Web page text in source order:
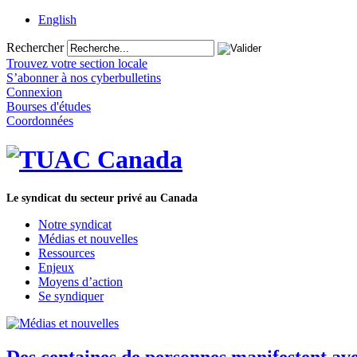
English
Rechercher
Trouvez votre section locale
S’abonner à nos cyberbulletins
Connexion
Bourses d'études
Coordonnées
Le syndicat du secteur privé au Canada
Notre syndicat
Médias et nouvelles
Ressources
Enjeux
Moyens d’action
Se syndiquer